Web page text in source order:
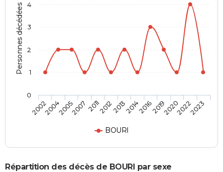
Personnes décédées
BOURI
2002200420052007 201120122013201420162019202020222023
0
1
2
3
4
Répartition des décès de BOURI par sexe